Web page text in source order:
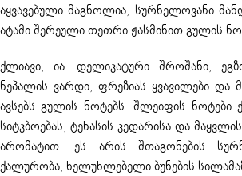
აყვავებული მაგნოლია, სურნელოვანი
ატამი შერეული თეთრი ჟასმინით გულის
ქლიავი, ია. დელიკატური შროშანი,
ნეპალის ვარდი, ფრეზიას ყვავილები და
ავსებს გულის ნოტებს. შლეიფის ნოტები
სიტკბოებას, ტეხასის კედარისა და
არომატით. ეს არის შთაგონების
ქალურობა, ხელუხლებელი ბუნების